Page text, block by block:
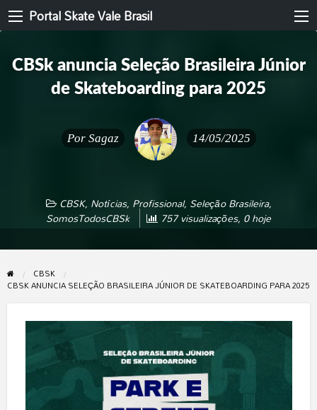
Portal Skate Vale Brasil
CBSk anuncia Seleção Brasileira Júnior
de Skateboarding para 2025
Por Sagaz 14/05/2025
CBSK, Notícias, Profissional, Seleção Brasileira,
SomosTodosCBSk 757 visualizações, 0 hoje
CBSK
CBSK ANUNCIA SELEÇÃO BRASILEIRA JÚNIOR DE SKATEBOARDING PARA 2025